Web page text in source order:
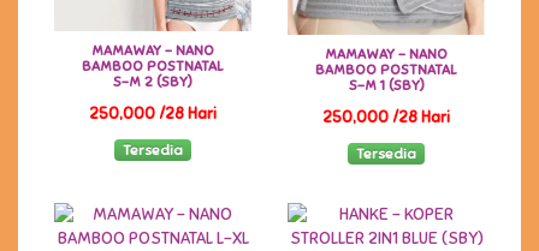
MAMAWAY - NANO
BAMBOO POSTNATAL
S-M 2 (SBY)
250,000 /28 Hari
Tersedia
MAMAWAY - NANO
BAMBOO POSTNATAL
S-M 1 (SBY)
250,000 /28 Hari
Tersedia